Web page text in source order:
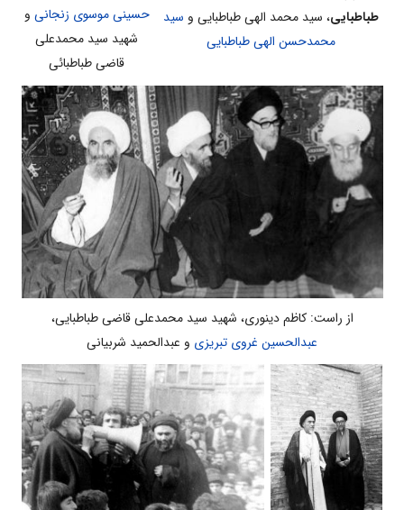
طباطبایی، سید محمد الهی طباطبایی و سید
محمدحسن الهی طباطبایی
حسینی موسوی زنجانی و
شهید سید محمدعلی
قاضی طباطبائی
از راست: کاظم دینوری، شهید سید محمدعلی قاضی طباطبایی،
عبدالحسين غروى تبريزى و عبدالحمید شربیانی